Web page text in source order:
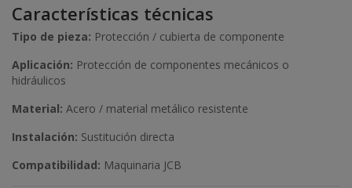
Características técnicas
Tipo de pieza: Protección / cubierta de componente
Aplicación: Protección de componentes mecánicos o
hidráulicos
Material: Acero / material metálico resistente
Instalación: Sustitución directa
Compatibilidad: Maquinaria JCB